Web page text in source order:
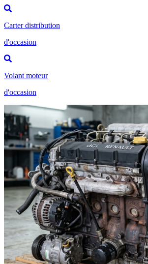
Carter distribution
d'occasion
Volant moteur
d'occasion